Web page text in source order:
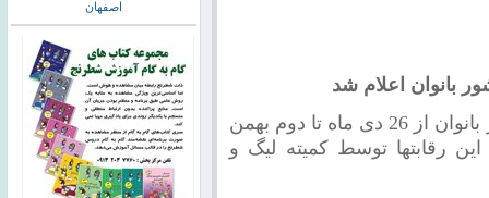
بانوان اعلام شد
مرحله نهایی رقابتهای شطرنج قهرمانی کشور بانوان از 26 دی ماه تا دوم بهمن
رقابتها توسط کمیته لیگ و
اصفهان